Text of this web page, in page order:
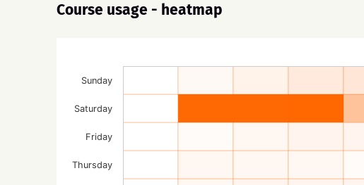
Course usage - heatmap
Thursday
Friday
Saturday
Sunday